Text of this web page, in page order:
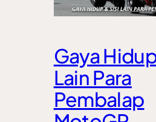
Gaya
Lain Para
Pembalap